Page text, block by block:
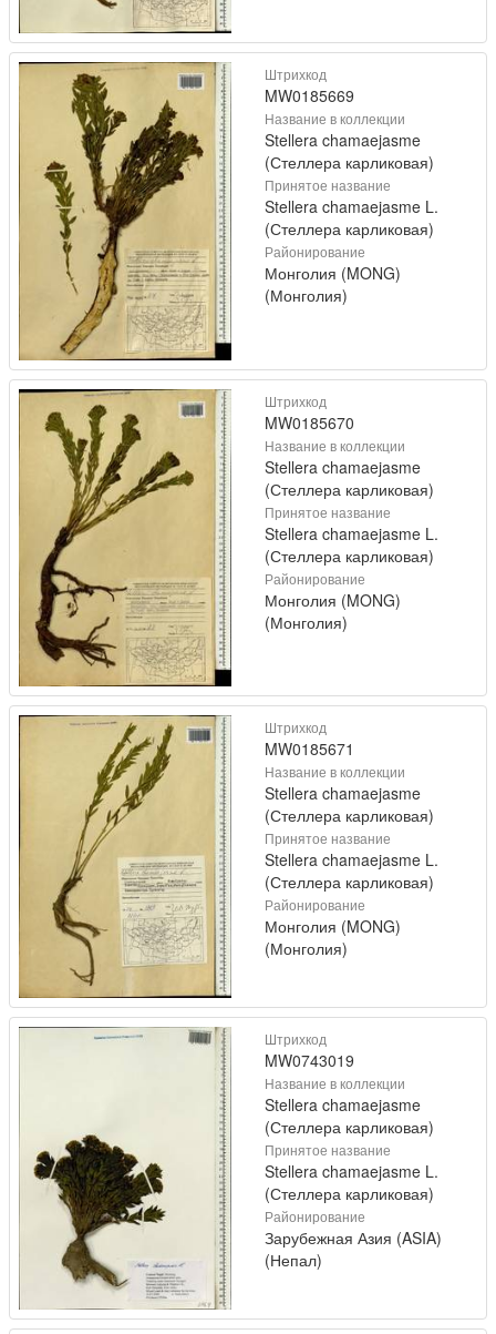
Штрихкод
MW0185669
Название в коллекции
Stellera chamaejasme
(Стеллера карликовая)
Принятое название
Stellera chamaejasme L.
(Стеллера карликовая)
Районирование
Монголия (MONG)
(Монголия)
Штрихкод
MW0185670
Название в коллекции
Stellera chamaejasme
(Стеллера карликовая)
Принятое название
Stellera chamaejasme L.
(Стеллера карликовая)
Районирование
Монголия (MONG)
(Монголия)
Штрихкод
MW0185671
Название в коллекции
Stellera chamaejasme
(Стеллера карликовая)
Принятое название
Stellera chamaejasme L.
(Стеллера карликовая)
Районирование
Монголия (MONG)
(Монголия)
Штрихкод
MW0743019
Название в коллекции
Stellera chamaejasme
(Стеллера карликовая)
Принятое название
Stellera chamaejasme L.
(Стеллера карликовая)
Районирование
Зарубежная Азия (ASIA)
(Непал)